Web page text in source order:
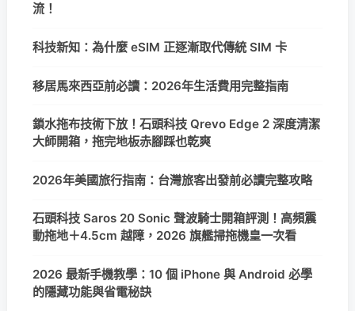
流！
科技新知：為什麼 eSIM 正逐漸取代傳統 SIM 卡
移居馬來西亞前必讀：2026年生活費用完整指南
鎖水拖布技術下放！石頭科技 Qrevo Edge 2 深度清潔
大師開箱，拖完地板赤腳踩也乾爽
2026年美國旅行指南：台灣旅客出發前必讀完整攻略
石頭科技 Saros 20 Sonic 聲波騎士開箱評測！高頻震
動拖地＋4.5cm 越障，2026 旗艦掃拖機皇一次看
2026 最新手機教學：10 個 iPhone 與 Android 必學
的隱藏功能與省電秘訣